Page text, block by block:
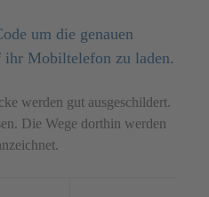
um die genauen
Mobiltelefon zu laden.
werden gut ausgeschildert.
Die Wege dorthin werden